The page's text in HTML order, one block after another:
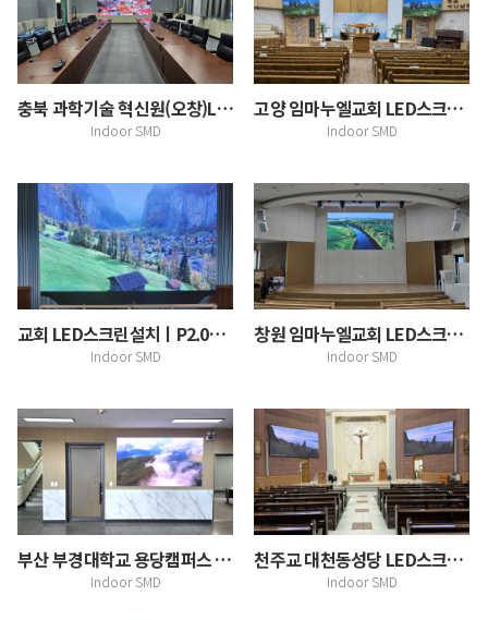
충북 과학기술 혁신원(오창)LED스크린 설치
Indoor SMD
고양 임마누엘교회 LED스크린 설치
Indoor SMD
교회 LED스크린설치ㅣP2.0mm 4480x2720 대…
Indoor SMD
창원 임마누엘교회 LED스크린 설치
Indoor SMD
부산 부경대학교 용당캠퍼스 본관 로비LED스크린 설치
Indoor SMD
천주교 대천동성당 LED스크린 설치
Indoor SMD